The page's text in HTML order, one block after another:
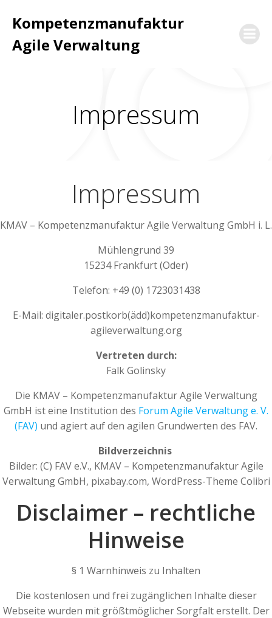
Inhalt
Kompetenzmanufaktur
Agile Verwaltung
Impressum
Impressum
KMAV – Kompetenzmanufaktur Agile Verwaltung GmbH i. L.
Mühlengrund 39
15234 Frankfurt (Oder)
Telefon: +49 (0) 1723031438
E-Mail: digitaler.postkorb(ädd)kompetenzmanufaktur-
agileverwaltung.org
Vertreten durch:
Falk Golinsky
Die KMAV – Kompetenzmanufaktur Agile Verwaltung
GmbH ist eine Institution des Forum Agile Verwaltung e. V.
(FAV) und agiert auf den agilen Grundwerten des FAV.
Bildverzeichnis
Bilder: (C) FAV e.V., KMAV – Kompetenzmanufaktur Agile
Verwaltung GmbH, pixabay.com, WordPress-Theme Colibri
Disclaimer – rechtliche
Hinweise
§ 1 Warnhinweis zu Inhalten
Die kostenlosen und frei zugänglichen Inhalte dieser
Webseite wurden mit größtmöglicher Sorgfalt erstellt. Der